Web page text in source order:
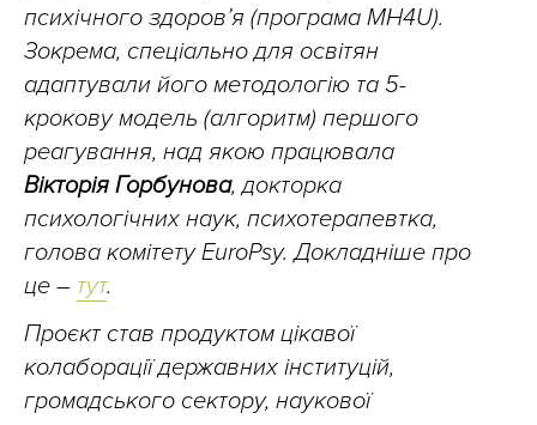
психічного здоровʼя (програма МН4U).
Зокрема, спеціально для освітян
адаптували його методологію та 5-
крокову модель (алгоритм) першого
реагування, над якою працювала
Вікторія Горбунова, докторка
психологічних наук, психотерапевтка,
голова комітету EuroPsy. Докладніше про
це – тут.
Проєкт став продуктом цікавої
колаборації державних інституцій,
громадського сектору, наукової